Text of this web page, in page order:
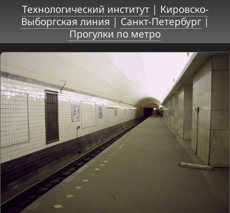
Технологический институт| Кировско-
Выборгская линия|Санкт-Петербург|
Прогулки по метро